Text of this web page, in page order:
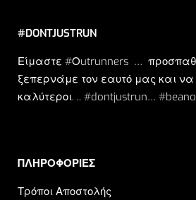
#DONTJUSTRUN
Είμαστε #Οutrunners …
ξεπερνάμε τον εαυτό μας και να
καλύτεροι. .. #dontjustrun…
ΠΛΗΡΟΦΟΡΙΕΣ​
Τρόποι Αποστολής